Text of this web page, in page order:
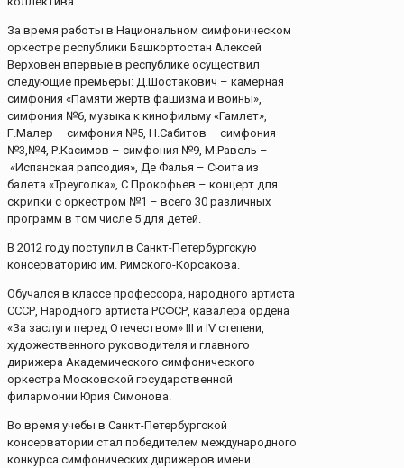
За время работы в Национальном симфоническом
оркестре республики Башкортостан Алексей
Верховен впервые в республике осуществил
следующие премьеры: Д.Шостакович – камерная
симфония «Памяти жертв фашизма и воины»,
симфония №6, музыка к кинофильму «Гамлет»,
Г.Малер – симфония №5, Н.Сабитов – симфония
№3,№4, Р.Касимов – симфония №9, М.Равель –
«Испанская рапсодия», Де Фалья – Сюита из
балета «Треуголка», С.Прокофьев – концерт для
скрипки с оркестром №1 – всего 30 различных
программ в том числе 5 для детей.
В 2012 году поступил в Санкт-Петербургскую
консерваторию им. Римского-Корсакова.
Обучался в классе профессора, народного артиста
СССР, Народного артиста РСФСР, кавалера ордена
«За заслуги перед Отечеством» III и IV степени,
художественного руководителя и главного
дирижера Академического симфонического
оркестра Московской государственной
филармонии Юрия Симонова.
Во время учебы в Санкт-Петербургской
консерватории стал победителем международного
конкурса симфонических дирижеров имени